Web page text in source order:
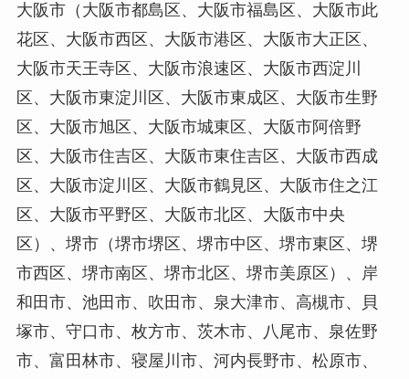
大阪市（大阪市都島区、大阪市福島区、大阪市此
花区、大阪市西区、大阪市港区、大阪市大正区、
大阪市天王寺区、大阪市浪速区、大阪市西淀川
区、大阪市東淀川区、大阪市東成区、大阪市生野
区、大阪市旭区、大阪市城東区、大阪市阿倍野
区、大阪市住吉区、大阪市東住吉区、大阪市西成
区、大阪市淀川区、大阪市鶴見区、大阪市住之江
区、大阪市平野区、大阪市北区、大阪市中央
区）、堺市（堺市堺区、堺市中区、堺市東区、堺
市西区、堺市南区、堺市北区、堺市美原区）、岸
和田市、池田市、吹田市、泉大津市、高槻市、貝
塚市、守口市、枚方市、茨木市、八尾市、泉佐野
市、富田林市、寝屋川市、河内長野市、松原市、